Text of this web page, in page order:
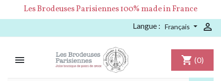
Les Brodeuses Parisiennes 100% made in France
Langue : Français 
 shopping_cart (0)